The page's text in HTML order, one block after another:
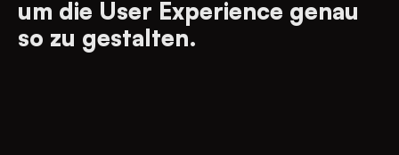
um die User Experience genau
so zu gestalten.